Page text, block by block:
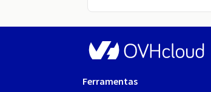
Ferramentas